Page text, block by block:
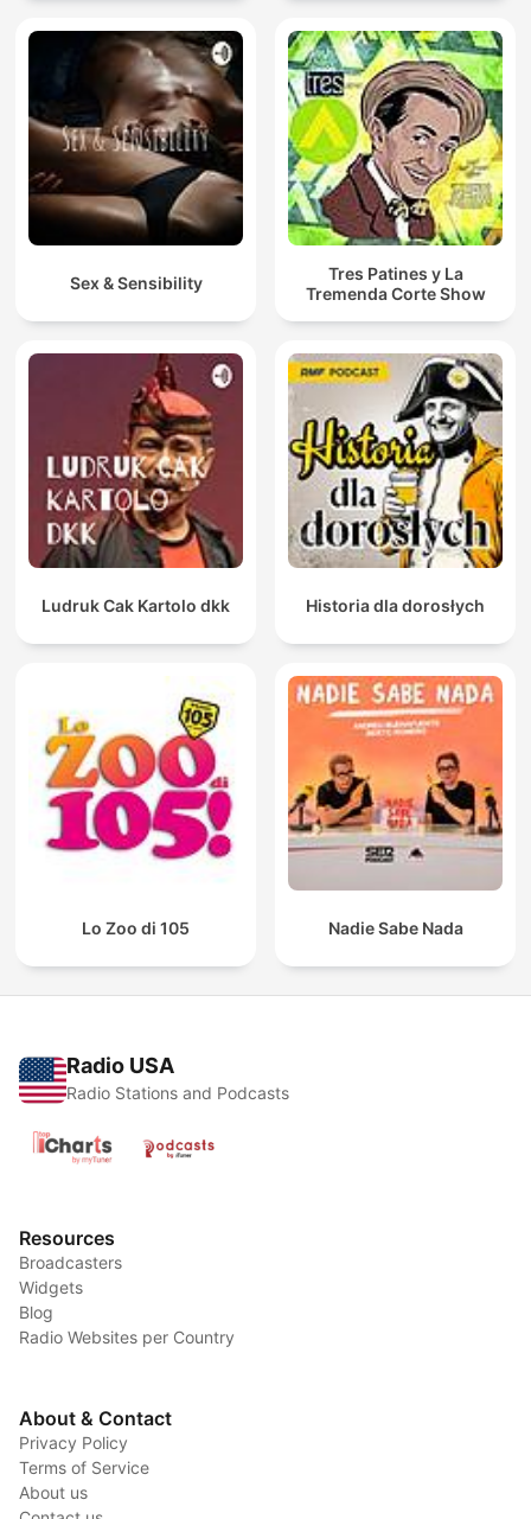
Sex & Sensibility
Tres Patines y La
Tremenda Corte Show
Ludruk Cak Kartolo dkk Historia dla dorosłych
Lo Zoo di 105 Nadie Sabe Nada
Radio USA
Radio Stations and Podcasts
Resources
Broadcasters
Widgets
Blog
Radio Websites per Country
About & Contact
Privacy Policy
Terms of Service
About us